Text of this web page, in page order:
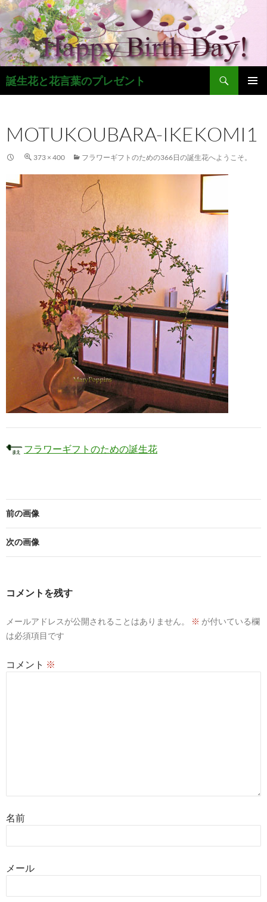
コ
ン
テ
ン
ツ
へ
ス
誕生花と花言葉のプレゼント
検
索
MOTUKOUBARA-IKEKOMI1
373 × 400 フラワーギフトのための366日の誕生花へようこそ。
フラワーギフトのための誕生花
前の画像
次の画像
コメントを残す
メールアドレスが公開されることはありません。 ※ が付いている欄
は必須項目です
コメント ※
名前
メール